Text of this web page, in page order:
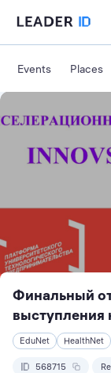
Events Places
Финальный
EduNet HealthNet
568715